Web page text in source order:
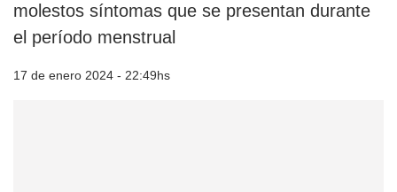
molestos síntomas que se presentan durante
el período menstrual
17 de enero 2024 - 22:49hs